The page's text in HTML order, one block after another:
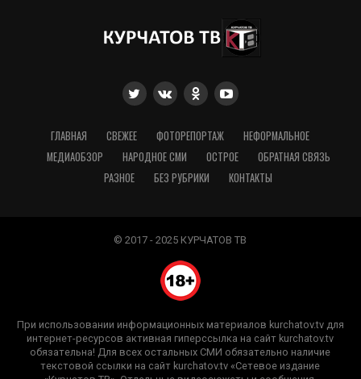
ГЛАВНАЯ СВЕЖЕЕ ФОТОРЕПОРТАЖ
НЕФОРМАЛЬНОЕ
МЕДИАОБЗОР
НАРОДНОЕ СМИ ОСТРОЕ
ОБРАТНАЯ СВЯЗЬ
РАЗНОЕ
БЕЗ РУБРИКИ КОНТАКТЫ
© 2017 - 2025 КУРЧАТОВ ТВ
При использовании информационных материалов kurchatov.tv для
интернет-ресурсов активная гиперссылка на сайт kurchatov.tv
обязательна! Для всех остальных СМИ обязательно наличие
текстовой ссылки на сайт kurchatov.tv «Сетевое издание